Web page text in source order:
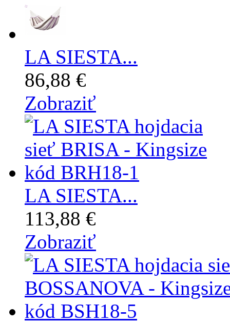
LA SIESTA...
86,88 €
Zobraziť
LA SIESTA...
113,88 €
Zobraziť